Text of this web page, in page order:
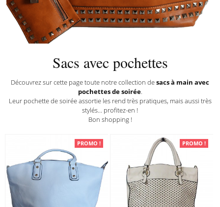
Sacs avec pochettes
Découvrez sur cette page toute notre collection desacs à main avec
pochettes de soirée.
Leur pochette de soirée assortie les rend très pratiques, mais aussi très
stylés... profitez-en !
Bon shopping !
PROMO ! PROMO !